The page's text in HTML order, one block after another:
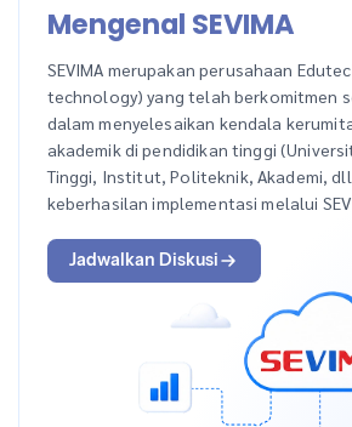
Mengenal SEVIMA
SEVIMA merupakan perusahaan
technology) yang telah berkomitmen
dalam menyelesaikan kendala
akademik di pendidikan tinggi
Tinggi, Institut, Politeknik, Akademi,
keberhasilan implementasi melalui
Jadwalkan Diskusi